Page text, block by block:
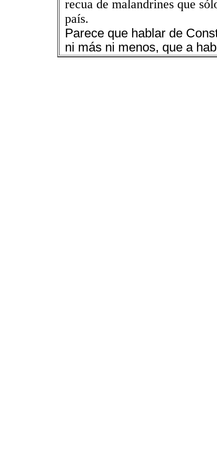
recua de malandrines que
país.
Parece que hablar de
ni más ni menos, que a